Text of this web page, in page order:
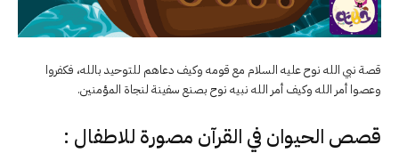
قصة نبي الله نوح عليه السلام مع قومه وكيف دعاهم للتوحيد بالله، فكفروا
وعصوا أمر الله وكيف أمر الله نبيه نوح بصنع سفينة لنجاة المؤمنين.
قصص الحيوان في القرآن مصورة للاطفال :